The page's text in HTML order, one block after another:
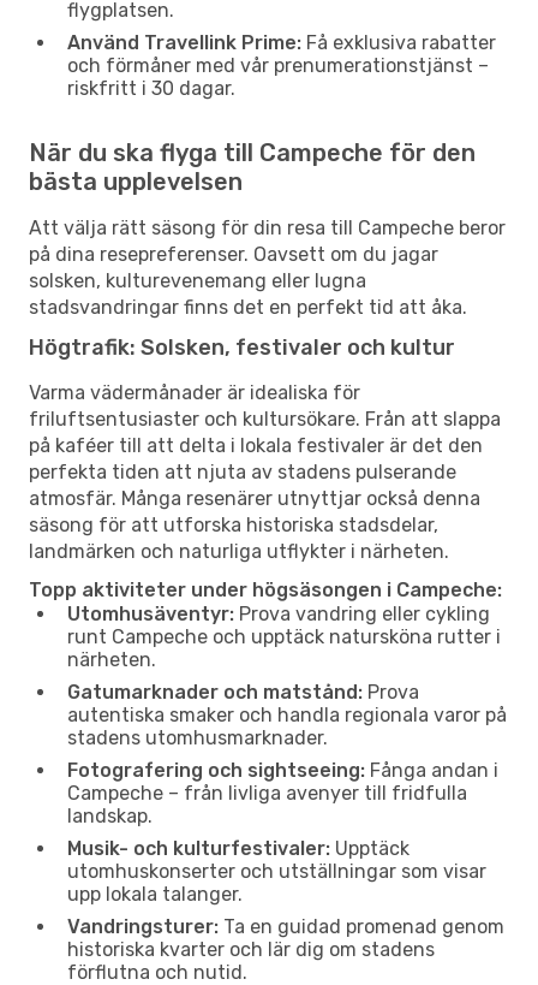
flygplatsen.
Använd Travellink Prime: Få exklusiva rabatter
och förmåner med vår prenumerationstjänst –
riskfritt i 30 dagar.
När du ska flyga till Campeche för den
bästa upplevelsen
Att välja rätt säsong för din resa till Campeche beror
på dina resepreferenser. Oavsett om du jagar
solsken, kulturevenemang eller lugna
stadsvandringar finns det en perfekt tid att åka.
Högtrafik: Solsken, festivaler och kultur
Varma vädermånader är idealiska för
friluftsentusiaster och kultursökare. Från att slappa
på kaféer till att delta i lokala festivaler är det den
perfekta tiden att njuta av stadens pulserande
atmosfär. Många resenärer utnyttjar också denna
säsong för att utforska historiska stadsdelar,
landmärken och naturliga utflykter i närheten.
Topp aktiviteter under högsäsongen i Campeche:
Utomhusäventyr: Prova vandring eller cykling
runt Campeche och upptäck natursköna rutter i
närheten.
Gatumarknader och matstånd: Prova
autentiska smaker och handla regionala varor på
stadens utomhusmarknader.
Fotografering och sightseeing: Fånga andan i
Campeche – från livliga avenyer till fridfulla
landskap.
Musik- och kulturfestivaler: Upptäck
utomhuskonserter och utställningar som visar
upp lokala talanger.
Vandringsturer: Ta en guidad promenad genom
historiska kvarter och lär dig om stadens
förflutna och nutid.